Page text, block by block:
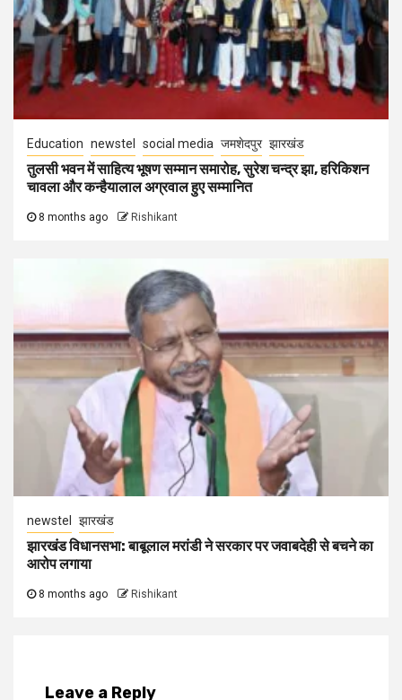
Education newstel social media जमशेदपुर झारखंड
तुलसी भवन में साहित्य भूषण सम्मान समारोह, सुरेश चन्द्र झा, हरिकिशन
चावला और कन्हैयालाल अग्रवाल हुए सम्मानित
8 months ago Rishikant
newstel झारखंड
झारखंड विधानसभा: बाबूलाल मरांडी ने सरकार पर जवाबदेही से बचने का
आरोप लगाया
8 months ago Rishikant
Leave a Reply